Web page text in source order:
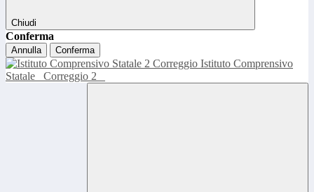
Chiudi
Conferma
Annulla Conferma
Istituto Comprensivo
Statale
Correggio 2